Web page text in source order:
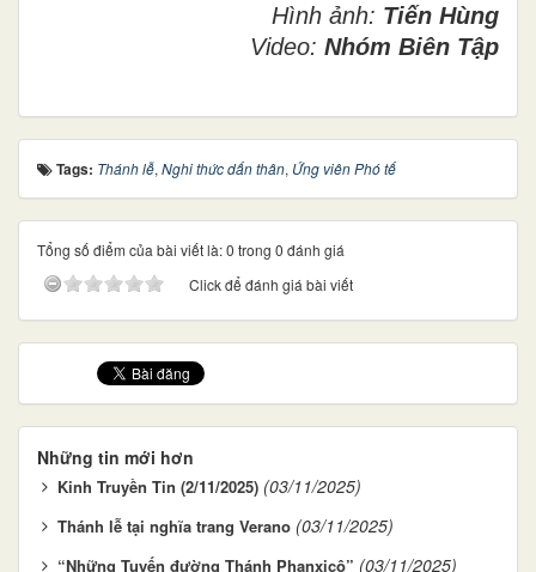
Hình ảnh: Tiến Hùng
Video: Nhóm Biên Tập
Tags: Thánh lễ, Nghi thức dấn thân, Ứng viên Phó tế
Tổng số điểm của bài viết là: 0 trong 0 đánh giá
Click để đánh giá bài viết
Những tin mới hơn
Kinh Truyền Tin (2/11/2025) (03/11/2025)
Thánh lễ tại nghĩa trang Verano (03/11/2025)
“Những Tuyến đường Thánh Phanxicô” (03/11/2025)